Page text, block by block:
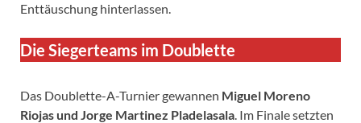
Enttäuschung hinterlassen.
Die Siegerteams im Doublette
Das Doublette-A-Turnier gewannen Miguel Moreno
Riojas und Jorge Martinez Pladelasala. Im Finale setzten